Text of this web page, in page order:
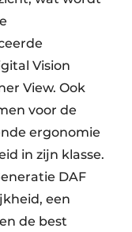
Vision
View. Ook
voor de
ergonomie
in zijn klasse.
DAF
een
de best